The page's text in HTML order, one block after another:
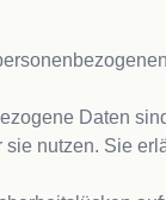
Daten
nutzen. Sie